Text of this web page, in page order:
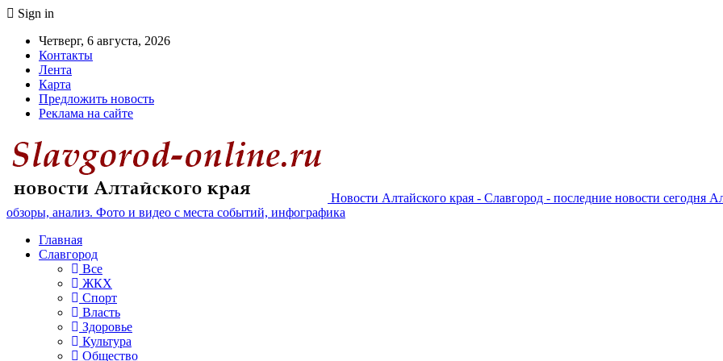
Sign in
Четверг, 6 августа, 2026
Контакты
Лента
Карта
Предложить новость
Реклама на сайте
Новости Алтайского края - Славгород - последние новости сегодня
обзоры, анализ. Фото и видео с места событий, инфографика
Главная
Славгород
Все
ЖКХ
Спорт
Власть
Здоровье
Культура
Общество